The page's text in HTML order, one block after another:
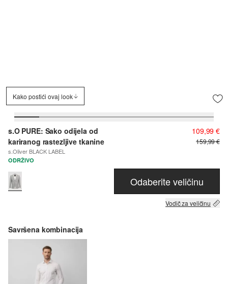
Kako postići ovaj look
s.O PURE: Sako odijela od
kariranog rastezljive tkanine
s.Oliver BLACK LABEL
109,99 €
159,99 €
ODRŽIVO
Odaberite veličinu
Vodič za veličinu
Savršena kombinacija